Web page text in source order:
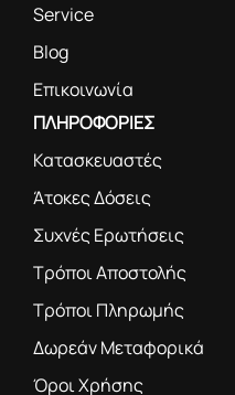
Service
Blog
Επικοινωνία
ΠΛΗΡΟΦΟΡΙΕΣ
Κατασκευαστές
Άτοκες Δόσεις
Συχνές Ερωτήσεις
Τρόποι Αποστολής
Τρόποι Πληρωμής
Δωρεάν Μεταφορικά
Όροι Χρήσης